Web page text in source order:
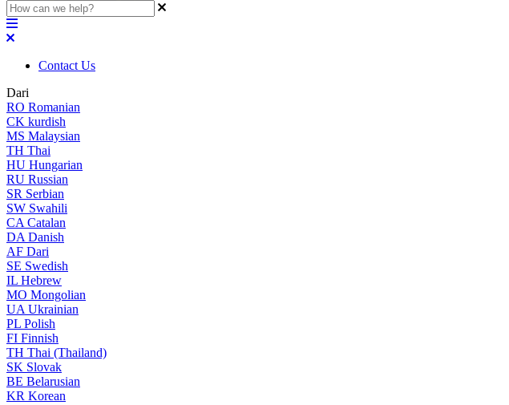
Contact Us
Dari
RO Romanian
CK kurdish
MS Malaysian
TH Thai
HU Hungarian
RU Russian
SR Serbian
SW Swahili
CA Catalan
DA Danish
AF Dari
SE Swedish
IL Hebrew
MO Mongolian
UA Ukrainian
PL Polish
FI Finnish
TH Thai (Thailand)
SK Slovak
BE Belarusian
KR Korean